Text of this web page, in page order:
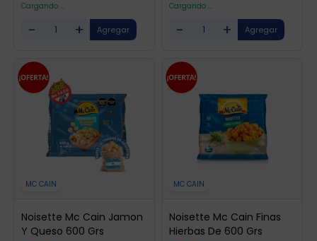
Cargando ...
- +
Cargando ...
- +
MC CAIN
Noisette Mc Cain Jamon
Y Queso 600 Grs
MC CAIN
Noisette Mc Cain Finas
Hierbas De 600 Grs